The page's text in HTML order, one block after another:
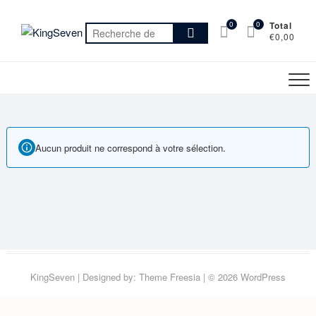
Recherche
pour :
0 Total
€0,00
0
Aucun produit ne correspond à votre sélection.
KingSeven| Designed by: Theme Freesia| © 2026 WordPress